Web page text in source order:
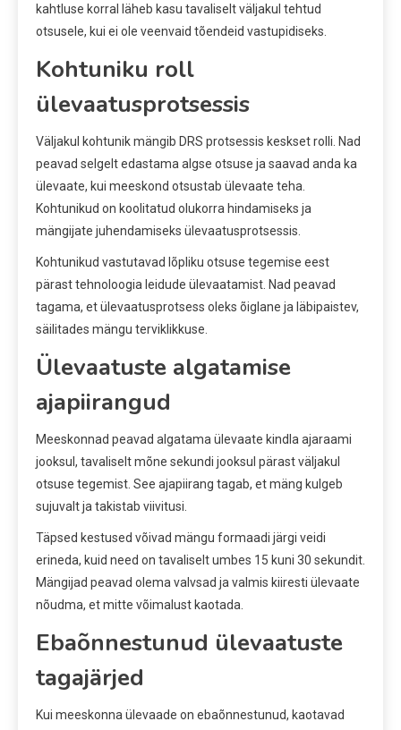
kahtluse korral läheb kasu tavaliselt väljakul tehtud
otsusele, kui ei ole veenvaid tõendeid vastupidiseks.
Kohtuniku roll
ülevaatusprotsessis
Väljakul kohtunik mängib DRS protsessis keskset rolli. Nad
peavad selgelt edastama algse otsuse ja saavad anda ka
ülevaate, kui meeskond otsustab ülevaate teha.
Kohtunikud on koolitatud olukorra hindamiseks ja
mängijate juhendamiseks ülevaatusprotsessis.
Kohtunikud vastutavad lõpliku otsuse tegemise eest
pärast tehnoloogia leidude ülevaatamist. Nad peavad
tagama, et ülevaatusprotsess oleks õiglane ja läbipaistev,
säilitades mängu terviklikkuse.
Ülevaatuste algatamise
ajapiirangud
Meeskonnad peavad algatama ülevaate kindla ajaraami
jooksul, tavaliselt mõne sekundi jooksul pärast väljakul
otsuse tegemist. See ajapiirang tagab, et mäng kulgeb
sujuvalt ja takistab viivitusi.
Täpsed kestused võivad mängu formaadi järgi veidi
erineda, kuid need on tavaliselt umbes 15 kuni 30 sekundit.
Mängijad peavad olema valvsad ja valmis kiiresti ülevaate
nõudma, et mitte võimalust kaotada.
Ebaõnnestunud ülevaatuste
tagajärjed
Kui meeskonna ülevaade on ebaõnnestunud, kaotavad